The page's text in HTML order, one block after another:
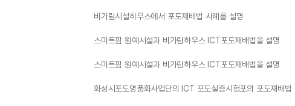
비가림시설하우스에서 포도재배법 사례를 설명
스마트팜 원예시설과 비가림하우스 ICT포도재배법을 설명
스마트팜 원예시설과 비가림하우스 ICT포도재배법을 설명
화성시포도명품화사업단의 ICT 포도실증시험포의 포도재배법